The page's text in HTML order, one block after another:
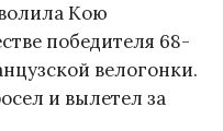
Кою
победителя 68-
велогонки.
и вылетел за